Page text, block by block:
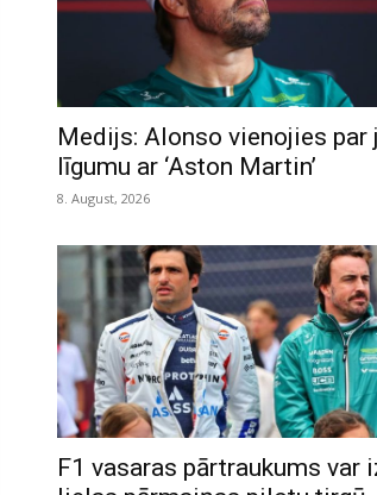
Medijs: Alonso vienojies par
līgumu ar ‘Aston Martin’
8. August, 2026
F1 vasaras pārtraukums var